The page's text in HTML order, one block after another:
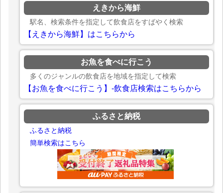
えきから海鮮
駅名、検索条件を指定して飲食店をすばやく検索
【えきから海鮮】はこちらから
お魚を食べに行こう
多くのジャンルの飲食店を地域を指定して検索
【お魚を食べに行こう】-飲食店検索はこちらから
ふるさと納税
ふるさと納税
簡単検索はこちら